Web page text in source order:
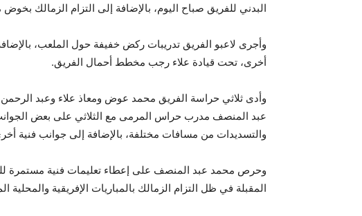
البدني للفريق صباح اليوم، بالإضافة إلى التزام الزمالك بخوض
وأجرى لاعبو الفريق تدريبات ركض خفيفة حول الملعب،
أخرى، تحت قيادة علاء رجب مخطط أحمال الفريق.
وأدى ثلاثي حراسة الفريق محمد عوض ومعاذ علاء وعبد
عبد المنصف مدرب حراس المرمى مع الثلاثي على بعض الجوانب
والتسديدات من مسافات مختلفة، بالإضافة إلى جوانب فنية
وحرص محمد عبد المنصف على إعطاء تعليمات فنية مستمرة
المقبلة في ظل التزام الزمالك بالمباريات الإفريقية والمحلية